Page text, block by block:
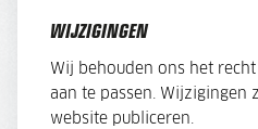
WIJZIGINGEN
Wij behouden ons het
aan te passen. Wijzigingen
website publiceren.